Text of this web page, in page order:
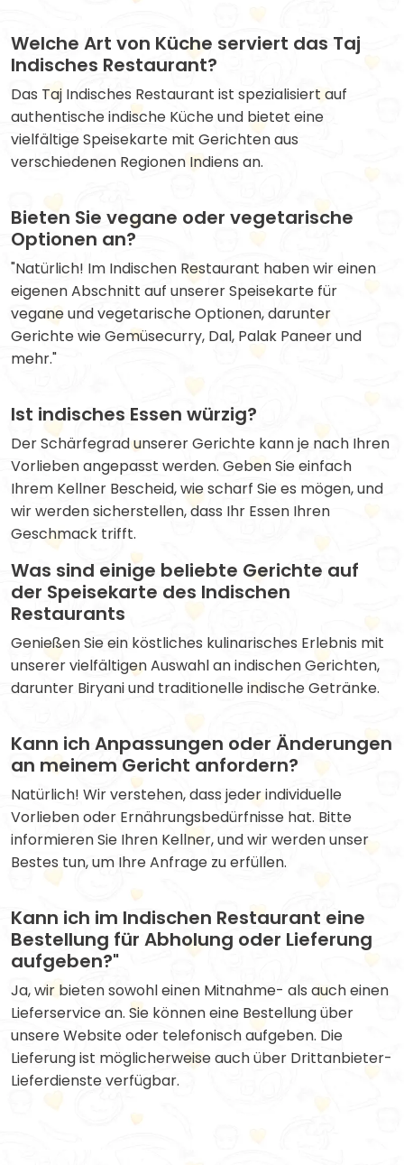
Welche Art von Küche serviert das Taj
Indisches Restaurant?
Das Taj Indisches Restaurant ist spezialisiert auf
authentische indische Küche und bietet eine
vielfältige Speisekarte mit Gerichten aus
verschiedenen Regionen Indiens an.
Bieten Sie vegane oder vegetarische
Optionen an?
"Natürlich! Im Indischen Restaurant haben wir einen
eigenen Abschnitt auf unserer Speisekarte für
vegane und vegetarische Optionen, darunter
Gerichte wie Gemüsecurry, Dal, Palak Paneer und
mehr."
Ist indisches Essen würzig?
Der Schärfegrad unserer Gerichte kann je nach Ihren
Vorlieben angepasst werden. Geben Sie einfach
Ihrem Kellner Bescheid, wie scharf Sie es mögen, und
wir werden sicherstellen, dass Ihr Essen Ihren
Geschmack trifft.
Was sind einige beliebte Gerichte auf
der Speisekarte des Indischen
Restaurants
Genießen Sie ein köstliches kulinarisches Erlebnis mit
unserer vielfältigen Auswahl an indischen Gerichten,
darunter Biryani und traditionelle indische Getränke.
Kann ich Anpassungen oder Änderungen
an meinem Gericht anfordern?
Natürlich! Wir verstehen, dass jeder individuelle
Vorlieben oder Ernährungsbedürfnisse hat. Bitte
informieren Sie Ihren Kellner, und wir werden unser
Bestes tun, um Ihre Anfrage zu erfüllen.
Kann ich im Indischen Restaurant eine
Bestellung für Abholung oder Lieferung
aufgeben?"
Ja, wir bieten sowohl einen Mitnahme- als auch einen
Lieferservice an. Sie können eine Bestellung über
unsere Website oder telefonisch aufgeben. Die
Lieferung ist möglicherweise auch über Drittanbieter-
Lieferdienste verfügbar.